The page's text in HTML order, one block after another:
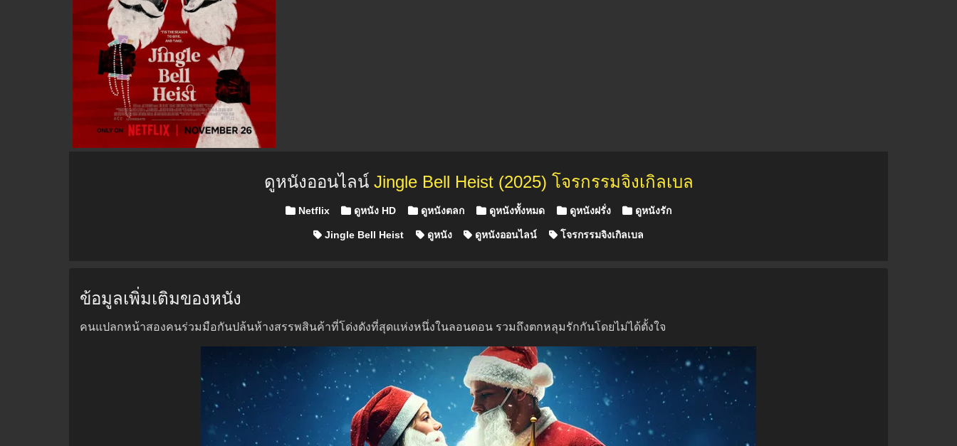
ดูหนังออนไลน์ Jingle Bell Heist (2025) โจรกรรมจิงเกิลเบล
Posted in
Netflix ดูหนัง HD ดูหนังตลก ดูหนังทั้งหมด ดูหนังฝรั่ง ดูหนังรัก
Jingle Bell Heist ดูหนัง ดูหนังออนไลน์ โจรกรรมจิงเกิลเบล
ข้อมูลเพิ่มเติมของหนัง
คนแปลกหน้าสองคนร่วมมือกันปล้นห้างสรรพสินค้าที่โด่งดังที่สุดแห่งหนึ่งในลอนดอน รวมถึงตกหลุมรักกันโดยไม่ได้ตั้งใจ